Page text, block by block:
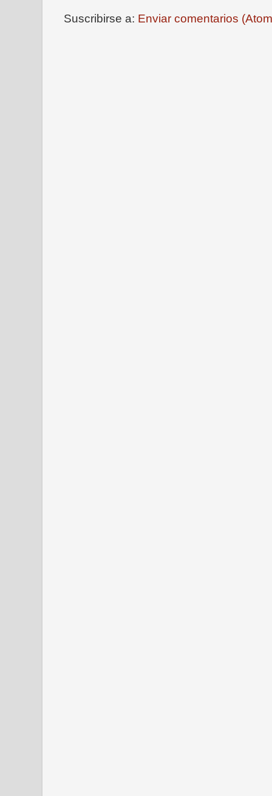
Suscribirse a: Enviar comentarios